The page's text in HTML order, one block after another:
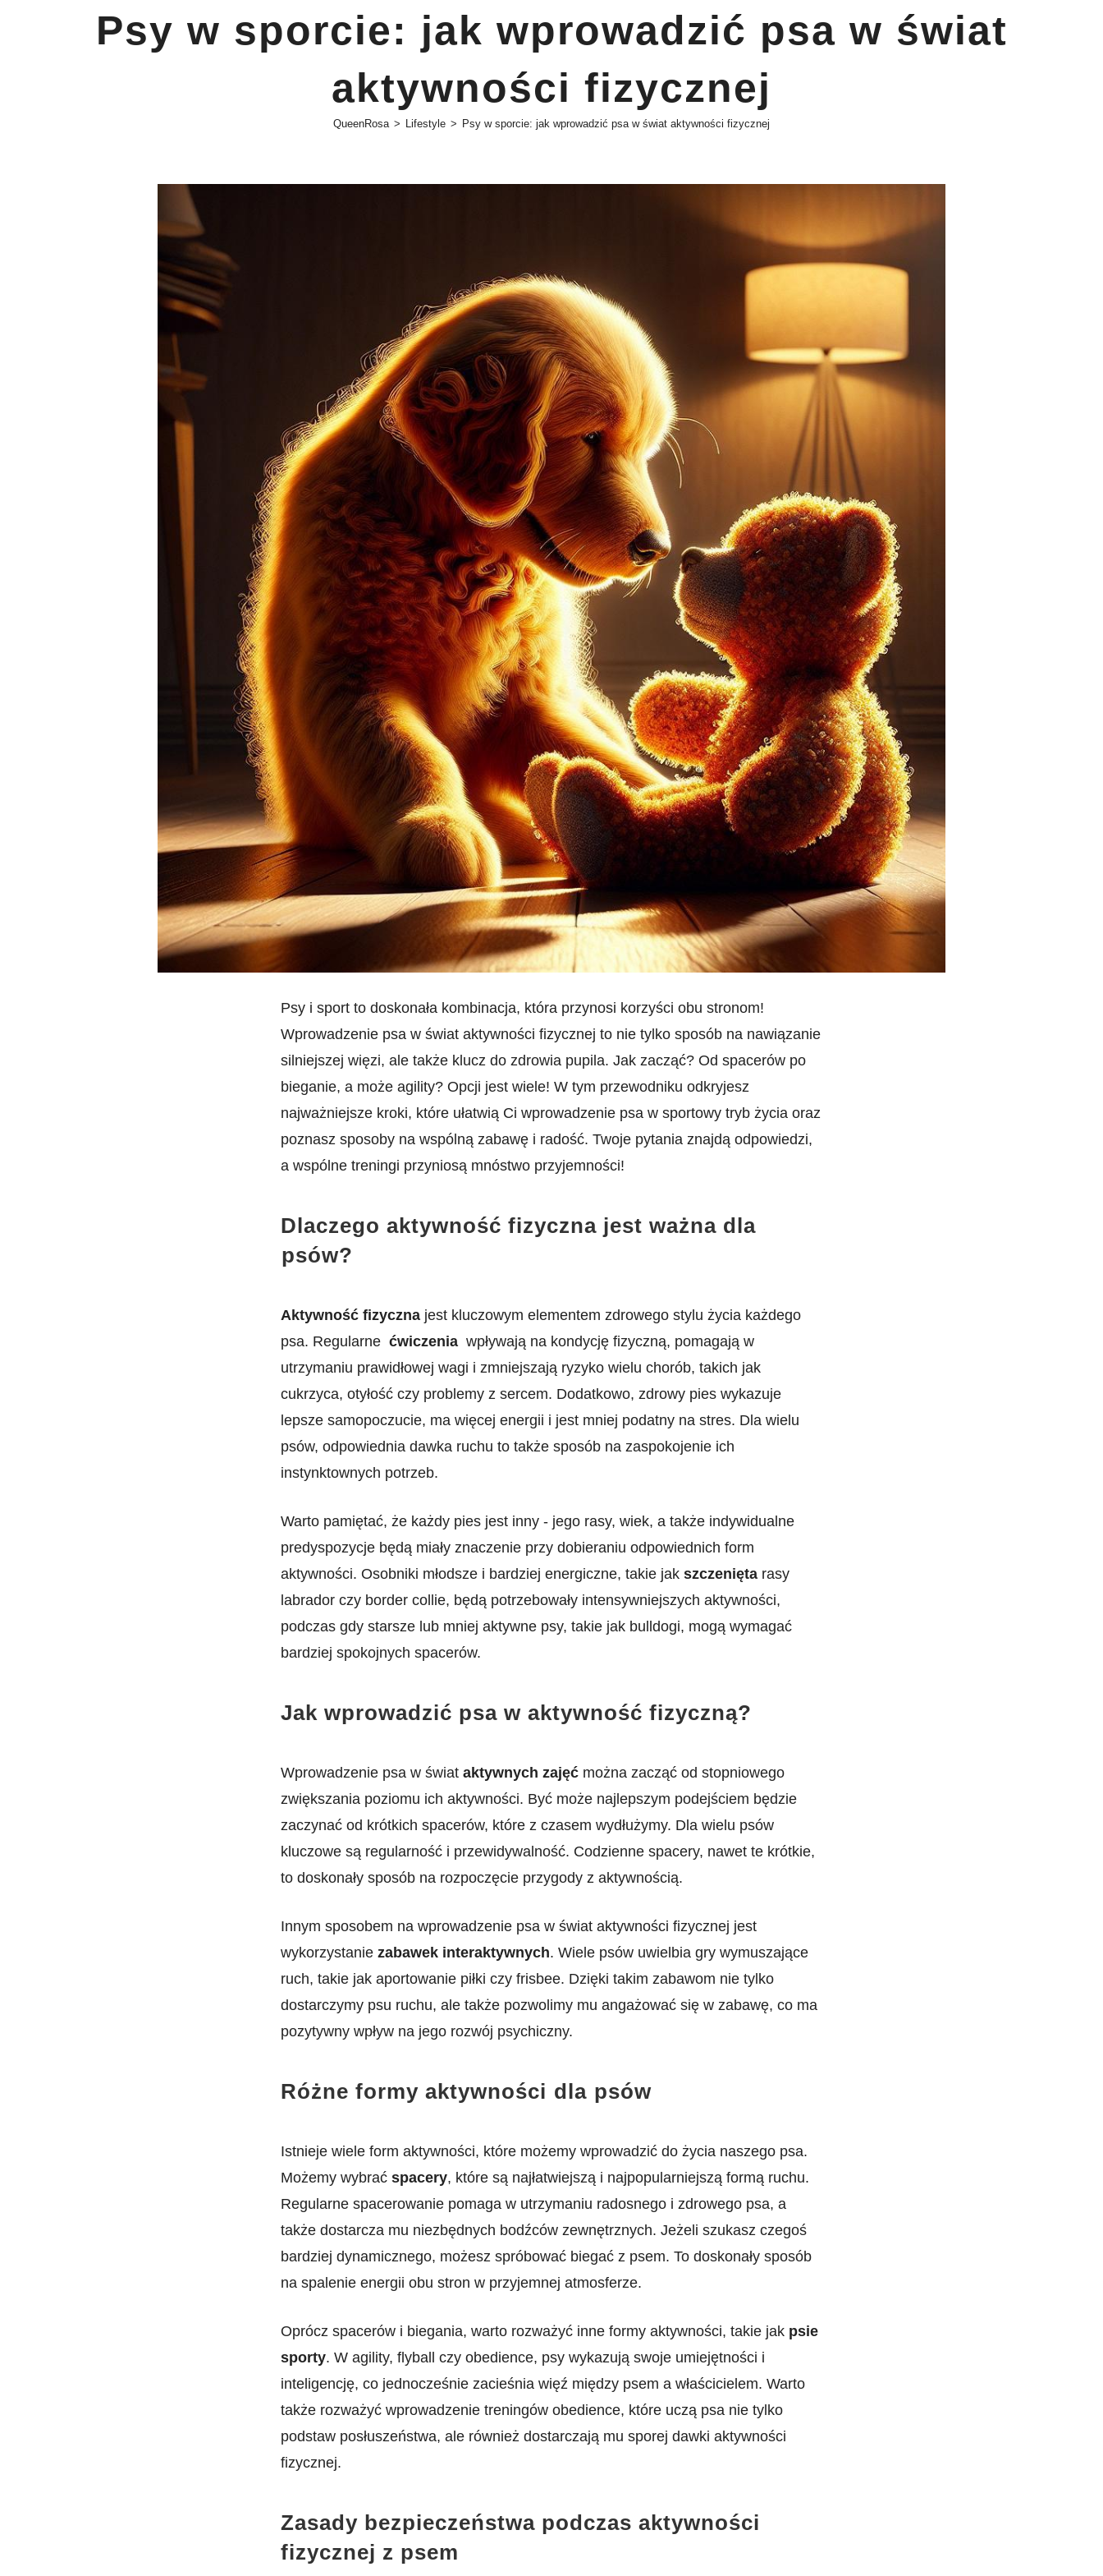
Psy w sporcie: jak wprowadzić psa w świat
aktywności fizycznej
QueenRosa > Lifestyle > Psy w sporcie: jak wprowadzić psa w świat aktywności fizycznej
Psy i sport to doskonała kombinacja,⁢ która przynosi korzyści obu stronom!
Wprowadzenie⁤ psa w świat aktywności ⁣fizycznej to nie ⁣tylko sposób na nawiązanie
silniejszej więzi, ⁢ale także⁤ klucz do zdrowia pupila. Jak zacząć? Od spacerów ⁤po
bieganie, a‌ może agility? Opcji jest wiele! W tym przewodniku odkryjesz
najważniejsze kroki, które ułatwią⁣ Ci wprowadzenie ​psa w sportowy‍ tryb ‍życia oraz
poznasz sposoby na wspólną⁣ zabawę i radość. Twoje ⁢pytania znajdą odpowiedzi,
a wspólne treningi przyniosą mnóstwo ​przyjemności!
Dlaczego aktywność fizyczna jest ważna dla
⁢psów?
Aktywność fizyczna jest kluczowym ‌elementem zdrowego stylu życia każdego
psa. Regularne ‍ ćwiczenia ​ wpływają na kondycję ⁢fizyczną, pomagają w
utrzymaniu prawidłowej‍ wagi i zmniejszają ryzyko wielu chorób, takich jak
cukrzyca, otyłość czy problemy z sercem. Dodatkowo, zdrowy pies wykazuje
lepsze samopoczucie, ma ⁢więcej energii i jest mniej podatny na stres. Dla wielu⁣
psów, odpowiednia dawka ruchu to także sposób na zaspokojenie ich
instynktownych ⁣potrzeb.
Warto pamiętać, że każdy pies jest inny ‍- jego ‌rasy, wiek, ⁤a także indywidualne
predyspozycje będą miały⁢ znaczenie przy dobieraniu odpowiednich form
aktywności. Osobniki młodsze i bardziej energiczne, takie ⁤jak szczenięta rasy
labrador czy ⁤border⁤ collie, będą ⁢potrzebowały⁢ intensywniejszych aktywności,
podczas gdy starsze lub mniej aktywne psy, takie jak bulldogi, mogą wymagać
bardziej spokojnych spacerów.
Jak wprowadzić psa w aktywność ​fizyczną?
Wprowadzenie psa ​w świat aktywnych zajęć można⁢ zacząć⁢ od stopniowego
zwiększania poziomu ich aktywności. Być może najlepszym⁢ podejściem będzie
zaczynać‌ od krótkich spacerów, które z czasem wydłużymy.‍ Dla wielu psów
kluczowe są regularność ‌i przewidywalność. Codzienne spacery, nawet‍ te krótkie, ​
to doskonały sposób na rozpoczęcie⁢ przygody z aktywnością.
Innym sposobem na wprowadzenie psa w świat aktywności ​fizycznej jest
wykorzystanie zabawek interaktywnych.‍ Wiele psów uwielbia gry wymuszające‌
ruch, takie⁢ jak aportowanie ⁢piłki czy frisbee.⁤ Dzięki takim zabawom nie tylko‌
dostarczymy psu ⁢ruchu, ale także pozwolimy mu angażować się w zabawę, co ma⁣
pozytywny‌ wpływ na jego rozwój⁤ psychiczny.
Różne formy aktywności ⁣dla⁣ psów
Istnieje wiele form aktywności, które możemy wprowadzić do życia naszego psa.
Możemy wybrać spacery, które są najłatwiejszą i najpopularniejszą formą ruchu.
Regularne spacerowanie pomaga w utrzymaniu ​radosnego i ‍zdrowego psa, a
także dostarcza mu niezbędnych bodźców ‌zewnętrznych. Jeżeli szukasz czegoś
bardziej dynamicznego, możesz spróbować biegać z psem. To doskonały sposób
na spalenie energii obu ⁤stron w przyjemnej atmosferze.
Oprócz spacerów i biegania, warto rozważyć inne formy aktywności, takie jak psie
⁢sporty. W agility,‍ flyball czy obedience, psy wykazują swoje umiejętności ​i
inteligencję, co jednocześnie zacieśnia więź między psem ⁤a właścicielem. Warto
także rozważyć wprowadzenie treningów obedience, które uczą psa nie tylko
podstaw posłuszeństwa, ale również dostarczają mu sporej dawki aktywności
fizycznej.
Zasady bezpieczeństwa podczas aktywności
fizycznej z psem